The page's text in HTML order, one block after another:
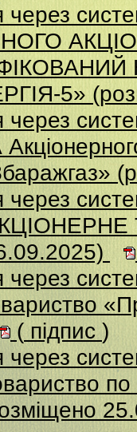
через
5»
через
через
через
(підпис )
через
по